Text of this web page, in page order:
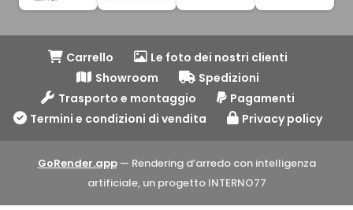
Carrello
Le foto dei nostri clienti
Showroom
Spedizioni
Trasporto e montaggio
Pagamenti
Termini e condizioni di vendita
Privacy policy
GoRender.app— Rendering d’arredo con intelligenza
artificiale, un progetto INTERNO77